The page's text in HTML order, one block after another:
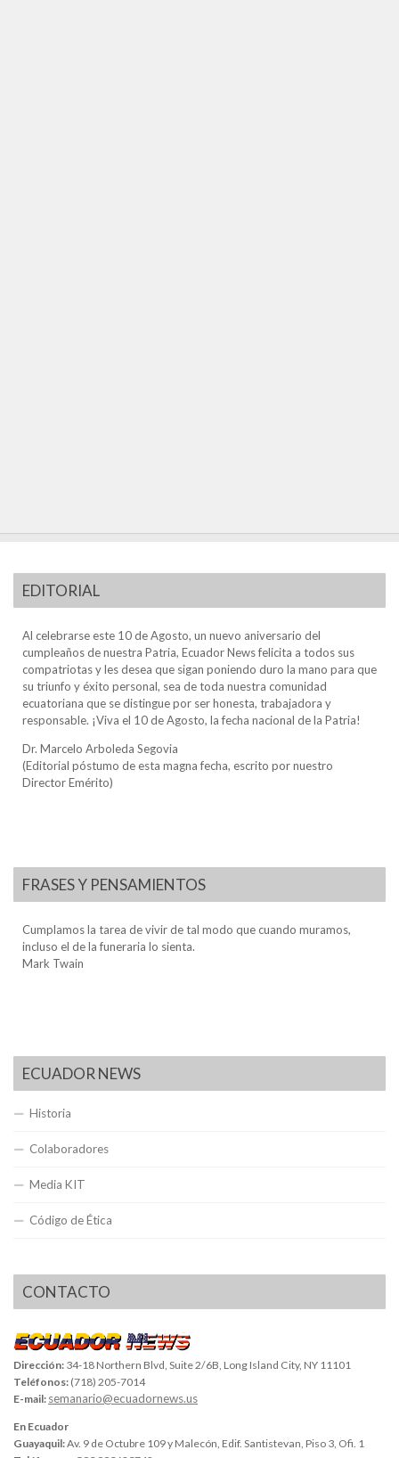
EDITORIAL
Al celebrarse este 10 de Agosto, un nuevo aniversario del
cumpleaños de nuestra Patria, Ecuador News felicita a todos sus
compatriotas y les desea que sigan poniendo duro la mano para que
su triunfo y éxito personal, sea de toda nuestra comunidad
ecuatoriana que se distingue por ser honesta, trabajadora y
responsable. ¡Viva el 10 de Agosto, la fecha nacional de la Patria!
Dr. Marcelo Arboleda Segovia
(Editorial póstumo de esta magna fecha, escrito por nuestro
Director Emérito)
FRASES Y PENSAMIENTOS
Cumplamos la tarea de vivir de tal modo que cuando muramos,
incluso el de la funeraria lo sienta.
Mark Twain
ECUADOR NEWS
Historia
Colaboradores
Media KIT
Código de Ética
CONTACTO
Dirección: 34-18 Northern Blvd, Suite 2/6B, Long Island City, NY 11101
Teléfonos: (718) 205-7014
E-mail: semanario@ecuadornews.us
En Ecuador
Guayaquil:Av. 9 de Octubre 109 y Malecón, Edif. Santistevan, Piso 3, Ofi. 1